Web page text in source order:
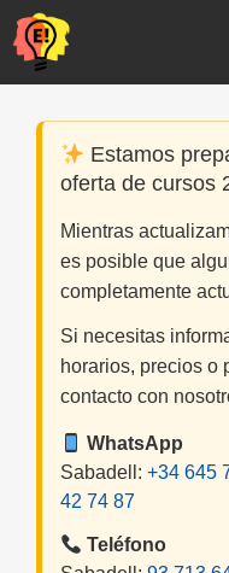
Saltar
al
contenido
Estamos
oferta de cursos
Mientras
es posible que
completamente
Si necesitas
horarios, precios o
contacto con
WhatsApp
Sabadell: +34 645
42 74 87
Teléfono